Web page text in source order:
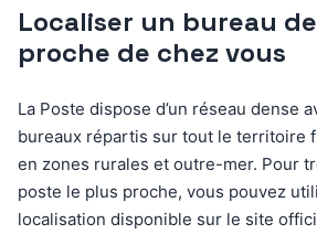
Localiser un bureau
proche de chez vous
La Poste dispose d’un réseau dense
bureaux répartis sur tout le territoire
en zones rurales et outre-mer. Pour
poste le plus proche, vous pouvez
localisation disponible sur le site